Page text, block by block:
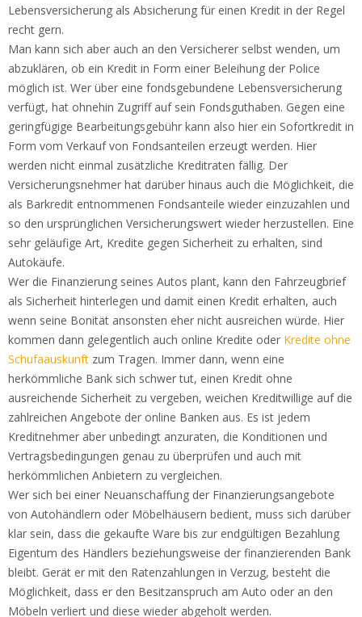
Lebensversicherung als Absicherung für einen Kredit in der Regel
recht gern.
Man kann sich aber auch an den Versicherer selbst wenden, um
abzuklären, ob ein Kredit in Form einer Beleihung der Police
möglich ist. Wer über eine fondsgebundene Lebensversicherung
verfügt, hat ohnehin Zugriff auf sein Fondsguthaben. Gegen eine
geringfügige Bearbeitungsgebühr kann also hier ein Sofortkredit in
Form vom Verkauf von Fondsanteilen erzeugt werden. Hier
werden nicht einmal zusätzliche Kreditraten fällig. Der
Versicherungsnehmer hat darüber hinaus auch die Möglichkeit, die
als Barkredit entnommenen Fondsanteile wieder einzuzahlen und
so den ursprünglichen Versicherungswert wieder herzustellen. Eine
sehr geläufige Art, Kredite gegen Sicherheit zu erhalten, sind
Autokäufe.
Wer die Finanzierung seines Autos plant, kann den Fahrzeugbrief
als Sicherheit hinterlegen und damit einen Kredit erhalten, auch
wenn seine Bonität ansonsten eher nicht ausreichen würde. Hier
kommen dann gelegentlich auch online Kredite oder Kredite ohne
Schufaauskunft zum Tragen. Immer dann, wenn eine
herkömmliche Bank sich schwer tut, einen Kredit ohne
ausreichende Sicherheit zu vergeben, weichen Kreditwillige auf die
zahlreichen Angebote der online Banken aus. Es ist jedem
Kreditnehmer aber unbedingt anzuraten, die Konditionen und
Vertragsbedingungen genau zu überprüfen und auch mit
herkömmlichen Anbietern zu vergleichen.
Wer sich bei einer Neuanschaffung der Finanzierungsangebote
von Autohändlern oder Möbelhäusern bedient, muss sich darüber
klar sein, dass die gekaufte Ware bis zur endgültigen Bezahlung
Eigentum des Händlers beziehungsweise der finanzierenden Bank
bleibt. Gerät er mit den Ratenzahlungen in Verzug, besteht die
Möglichkeit, dass er den Besitzanspruch am Auto oder an den
Möbeln verliert und diese wieder abgeholt werden.